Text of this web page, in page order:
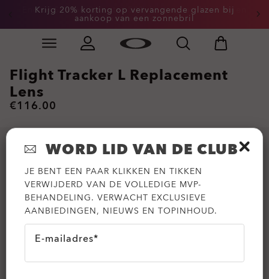
Skip to
End of Season Sale: tot 50% korting op kleding en
accessoires
Krijg 20% korting op vervangende glazen bij
aankoop van een zonnebril
Slide 3 of 3. Krijg 20% korting op vervangende
Flight Tracker L Replacement
Lens
€116.00
WORD LID VAN DE CLUB
JE BENT EEN PAAR KLIKKEN EN TIKKEN
VERWIJDERD VAN DE VOLLEDIGE MVP-
BEHANDELING. VERWACHT EXCLUSIEVE
AANBIEDINGEN, NIEUWS EN TOPINHOUD.
E-mailadres*